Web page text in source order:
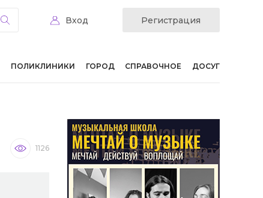
Вход Регистрация
ПОЛИКЛИНИКИ ГОРОД СПРАВОЧНОЕ ДОСУГ
1126